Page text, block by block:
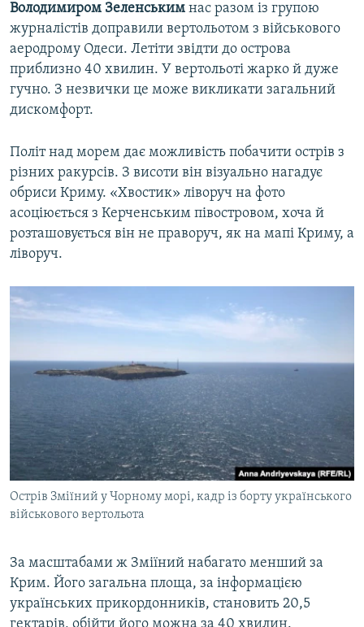
Володимиром Зеленським нас разом із групою
журналістів доправили вертольотом з військового
аеродрому Одеси. Летіти звідти до острова
приблизно 40 хвилин. У вертольоті жарко й дуже
гучно. З незвички це може викликати загальний
дискомфорт.
Політ над морем дає можливість побачити острів з
різних ракурсів. З висоти він візуально нагадує
обриси Криму. «Хвостик» ліворуч на фото
асоціюється з Керченським півостровом, хоча й
розташовується він не праворуч, як на мапі Криму, а
ліворуч.
Острів Зміїний у Чорному морі, кадр із борту українського
військового вертольота
За масштабами ж Зміїний набагато менший за
Крим. Його загальна площа, за інформацією
українських прикордонників, становить 20,5